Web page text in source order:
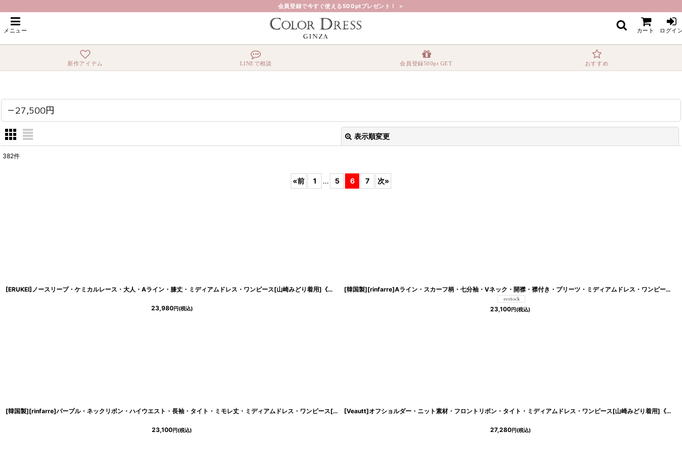
会員登録で今すぐ使える500ptプレゼント！ ＞
メニュー カート ログイ
新作アイテム LINEで相談 会員登録500pt GET おすすめ
ホーム > －27,500円
－27,500円
表示順変更
382件
«前 1 ... 5 6 7 次»
[ERUKEI]ノースリーブ・ケミカルレース・大人・Aライン・膝丈・ミディアムドレス・ワンピース[山崎みどり着用]《送料＆代引き手数料無料》 myall [ lk-c22098
23,980円(税込)
[韓国製][rinfarre]Aライン・スカーフ柄・七分袖・Vネック・開襟・襟付き・プリーツ・ミディアムドレス・ワンピース[山崎みどり・MIRIN着用]《送料＆代引き手数料無料》myjugr
23,100円(税込)
[韓国製][rinfarre]パープル・ネックリボン・ハイウエスト・長袖・タイト・ミモレ丈・ミディアムドレス・ワンピース[山崎みどり着用]《送料＆代引き手数料無料》 [ cd-k05926ia
23,100円(税込)
[Veautt]オフショルダー・ニット素材・フロントリボン・タイト・ミディアムドレス・ワンピース[山崎みどり着用]《送料＆代引き手数料無料》 mybk
27,280円(税込)